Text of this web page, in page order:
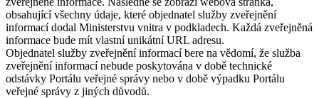
obsahující všechny údaje, které objednatel služby zveřejnění
informací dodal Ministerstvu vnitra v podkladech. Každá zveřejněná
informace bude mít vlastní unikátní URL adresu.
Objednatel služby zveřejnění informací bere na vědomí, že služba
zveřejnění informací nebude poskytována v době technické
odstávky Portálu veřejné správy nebo v době výpadku Portálu
veřejné správy z jiných důvodů.